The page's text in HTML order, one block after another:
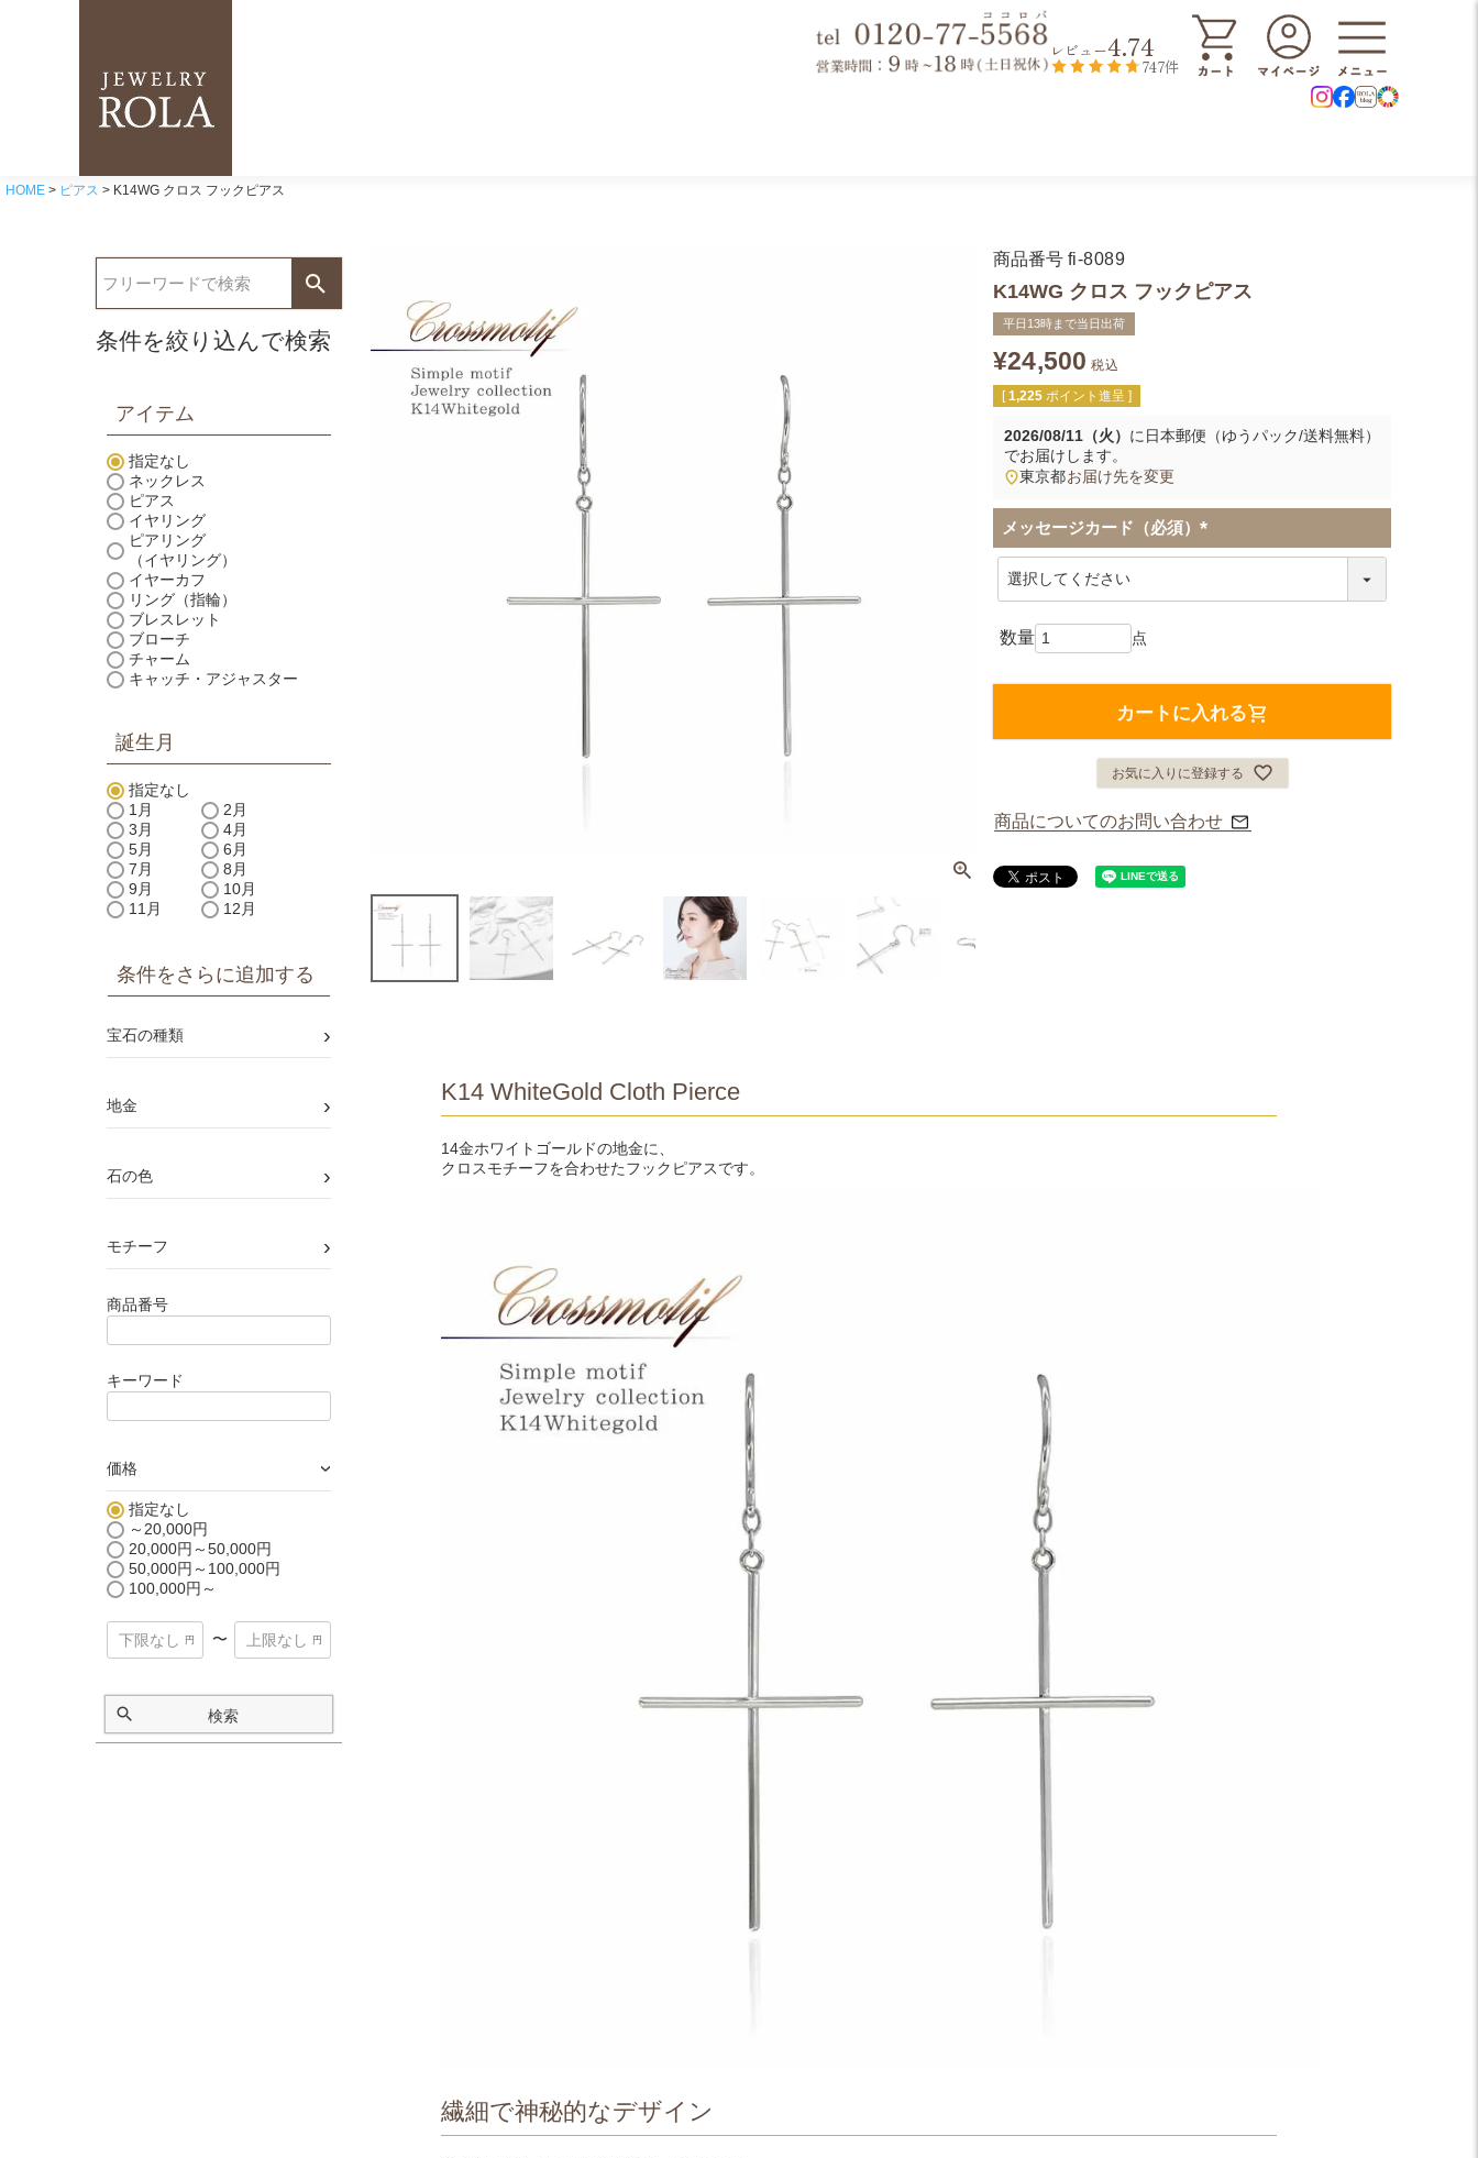
レビュー4.74
747件
HOME ピアス K14WG クロス フックピアス
条件を絞り込んで検索
アイテム
指定なし
ネックレス
ピアス
イヤリング
ピアリング
（イヤリング）
イヤーカフ
リング（指輪）
ブレスレット
ブローチ
チャーム
キャッチ・アジャスター
誕生月
指定なし
1月
2月
3月
4月
5月
6月
7月
8月
9月
10月
11月
12月
条件をさらに追加する
宝石の種類 ›
地金 ›
石の色 ›
モチーフ ›
商品番号
キーワード
価格 ›
指定なし
～20,000円
20,000円～50,000円
50,000円～100,000円
100,000円～
〜
検索
商品番号 fi-8089
K14WG クロス フックピアス
平日13時まで当日出荷
¥24,500 税込
[ 1,225 ポイント進呈 ]
2026/08/11（火） に 日本郵便（ゆうパック/送料無料）
でお届けします。
東京都お届け先を変更
メッセージカード（必須）
(
カートに入れる
お気に入りに登録する
商品についてのお問い合わせ
K14 WhiteGold Cloth Pierce
14金ホワイトゴールドの地金に、
クロスモチーフを合わせたフックピアスです。
繊細で神秘的なデザイン